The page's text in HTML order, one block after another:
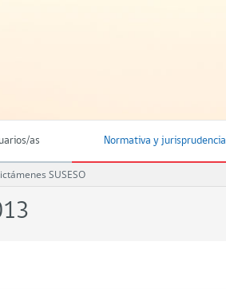
as Normativa y jurisprudencia
SUSESO